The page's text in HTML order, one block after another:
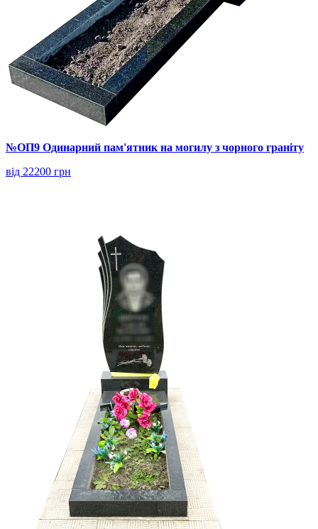
№ОП9 Одинарний пам'ятник на могилу з чорного граніту
від 22200 грн